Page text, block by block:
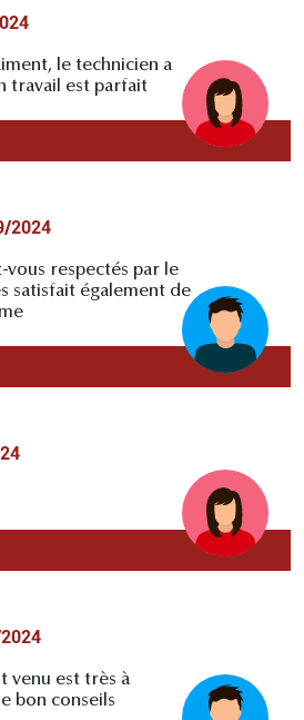
le technicien a
travail est parfait
2024
respectés par le
satisfait également de
venu est très à
bon conseils